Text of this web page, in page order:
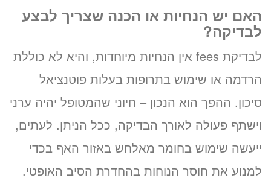
האם יש הנחיות או הכנה שצריך לבצע
לבדיקה?
לבדיקת fees אין הנחיות מיוחדות, והיא לא כוללת
הרדמה או שימוש בתרופות בעלות פוטנציאל
סיכון. ההפך הוא הנכון – חיוני שהמטופל יהיה ערני
וישתף פעולה לאורך הבדיקה, ככל הניתן. לעתים,
ייעשה שימוש בחומר מאלחש באזור האף בכדי
למנוע את חוסר הנוחות בהחדרת הסיב האופטי.